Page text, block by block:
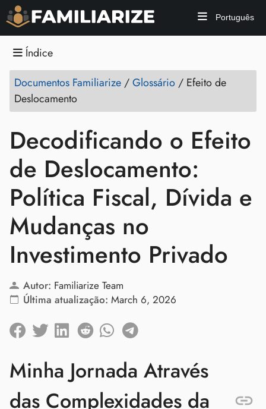
Português
Índice
Documentos Familiarize /Glossário / Efeito de
Deslocamento
Decodificando o Efeito
de Deslocamento:
Política Fiscal, Dívida e
Mudanças no
Investimento Privado
Autor: Familiarize Team
Última atualização: March 6, 2026
Minha Jornada Através
das Complexidades da